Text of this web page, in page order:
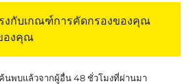
งกับเกณฑ์การคัดกรองของคุณ
องคุณ
นพบแล้วจากผู้อื่น 48 ชั่วโมงที่ผ่านมา